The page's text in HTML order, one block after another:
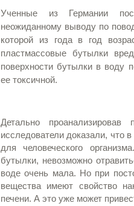
Ученные из Германии
неожиданному выводу по
которой из года в год
пластмассовые бутылки
поверхности бутылки в воду
ее токсичной.
Детально проанализировав
исследователи доказали, что
для человеческого
бутылки, невозможно
воде очень мала. Но при
вещества имеют свойство
печени. А это уже может